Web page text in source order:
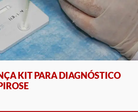
KIT PARA DIAGNÓSTICO